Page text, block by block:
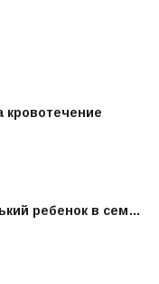
кровотечение
ребенок в сем…